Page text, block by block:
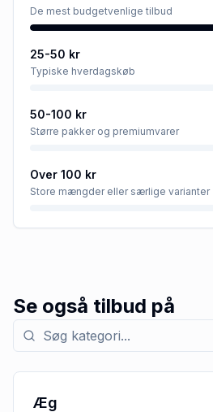
De mest budgetvenlige tilbud
25-50 kr
Typiske hverdagskøb
50-100 kr
Større pakker og premiumvarer
Over 100 kr
Store mængder eller særlige varianter
Se også tilbud på
Søg efter kategori med tilbud
Æg